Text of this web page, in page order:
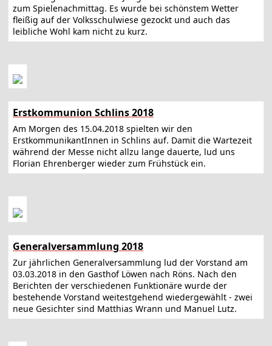
zum Spielenachmittag. Es wurde bei schönstem Wetter
fleißig auf der Volksschulwiese gezockt und auch das
leibliche Wohl kam nicht zu kurz.
Erstkommunion Schlins 2018
Am Morgen des 15.04.2018 spielten wir den
ErstkommunikantInnen in Schlins auf. Damit die Wartezeit
während der Messe nicht allzu lange dauerte, lud uns
Florian Ehrenberger wieder zum Frühstück ein.
Generalversammlung 2018
Zur jährlichen Generalversammlung lud der Vorstand am
03.03.2018 in den Gasthof Löwen nach Röns. Nach den
Berichten der verschiedenen Funktionäre wurde der
bestehende Vorstand weitestgehend wiedergewählt - zwei
neue Gesichter sind Matthias Wrann und Manuel Lutz.